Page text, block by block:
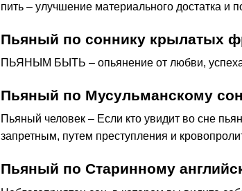
пить – улучшение материального достатка и
Пьяный по соннику крылатых
ПЬЯНЫМ БЫТЬ – опьянение от любви,
Пьяный по Мусульманскому
Пьяный человек – Если кто увидит во сне
запретным, путем преступления и
Пьяный по Старинному